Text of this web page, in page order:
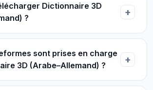
Dictionnaire 3D
?
sont prises en charge
3D (Arabe–Allemand) ?